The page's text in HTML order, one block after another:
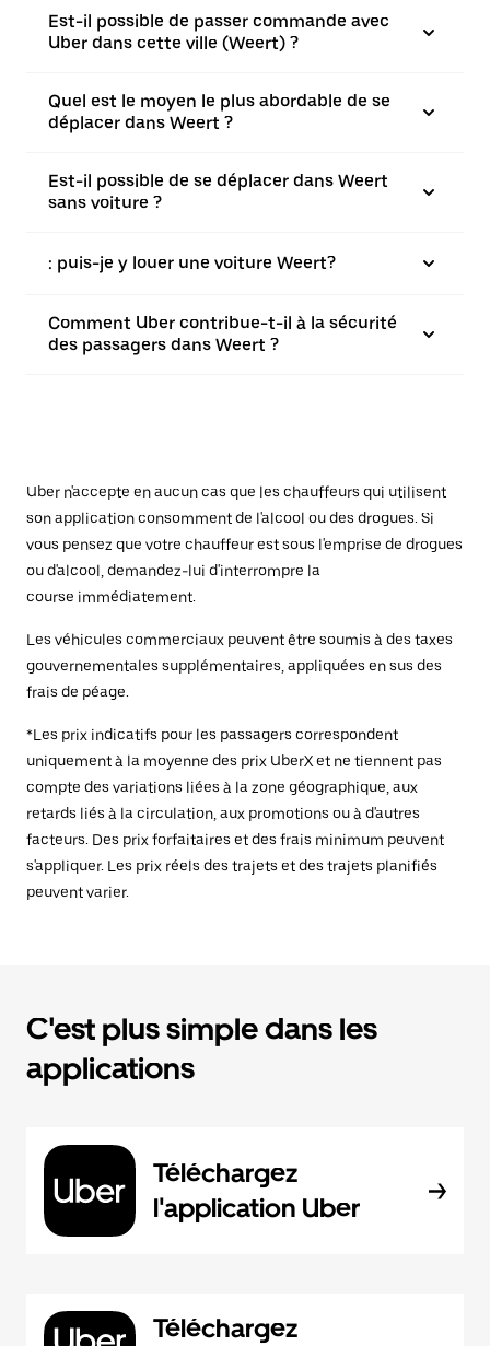
Est-il possible de passer commande avec
Uber dans cette ville (Weert) ?
Quel est le moyen le plus abordable de se
déplacer dans Weert ?
Est-il possible de se déplacer dans Weert
sans voiture ?
: puis-je y louer une voiture Weert?
Comment Uber contribue-t-il à la sécurité
des passagers dans Weert ?
Uber n'accepte en aucun cas que les chauffeurs qui utilisent
son application consomment de l'alcool ou des drogues. Si
vous pensez que votre chauffeur est sous l'emprise de drogues
ou d'alcool, demandez-lui d'interrompre la
course immédiatement.
Les véhicules commerciaux peuvent être soumis à des taxes
gouvernementales supplémentaires, appliquées en sus des
frais de péage.
*Les prix indicatifs pour les passagers correspondent
uniquement à la moyenne des prix UberX et ne tiennent pas
compte des variations liées à la zone géographique, aux
retards liés à la circulation, aux promotions ou à d'autres
facteurs. Des prix forfaitaires et des frais minimum peuvent
s'appliquer. Les prix réels des trajets et des trajets planifiés
peuvent varier.
C'est plus simple dans les
applications
Téléchargez
l'application Uber
Téléchargez